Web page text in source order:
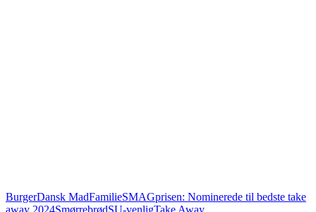
BurgerDansk MadFamilieSMAGprisen: Nominerede til bedste take
away 2024SmørrebrødSU-venligTake Away